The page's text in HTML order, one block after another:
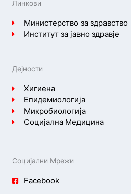
Линкови
Министерство за здравство
Институт за јавно здравје
Дејности
Хигиена
Епидемиологија
Микробиологија
Социјална Медицина
Социјални Мрежи
Facebook